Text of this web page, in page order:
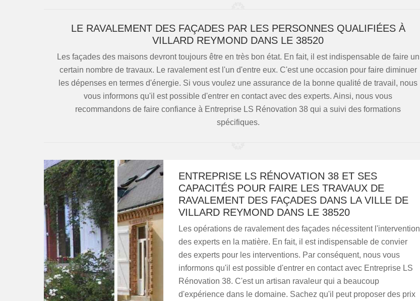
LE RAVALEMENT DES FAÇADES PAR LES PERSONNES QUALIFIÉES À
VILLARD REYMOND DANS LE 38520
Les façades des maisons devront toujours être en très bon état. En fait, il est indispensable de faire un
certain nombre de travaux. Le ravalement est l'un d'entre eux. C'est une occasion pour faire diminuer
les dépenses en termes d'énergie. Si vous voulez une assurance de la bonne qualité de travail, nous
vous informons qu'il est possible d'entrer en contact avec des experts. Ainsi, nous vous
recommandons de faire confiance à Entreprise LS Rénovation 38 qui a suivi des formations
spécifiques.
ENTREPRISE LS RÉNOVATION 38 ET SES
CAPACITÉS POUR FAIRE LES TRAVAUX DE
RAVALEMENT DES FAÇADES DANS LA VILLE DE
VILLARD REYMOND DANS LE 38520
Les opérations de ravalement des façades nécessitent l'intervention
des experts en la matière. En fait, il est indispensable de convier
des experts pour les interventions. Par conséquent, nous vous
informons qu'il est possible d'entrer en contact avec Entreprise LS
Rénovation 38. C'est un artisan ravaleur qui a beaucoup
d'expérience dans le domaine. Sachez qu'il peut proposer des prix